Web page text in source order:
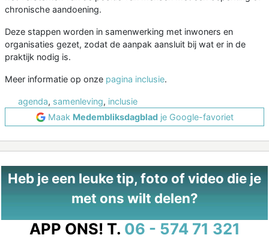
chronische aandoening.
Deze stappen worden in samenwerking met inwoners en
organisaties gezet, zodat de aanpak aansluit bij wat er in de
praktijk nodig is.
Meer informatie op onze pagina inclusie.
agenda, samenleving, inclusie
Maak Medembliksdagbladje Google-favoriet
Heb je een leuke tip, foto of video die je
met ons wilt delen?
APP ONS! T. 06 - 574 71 321